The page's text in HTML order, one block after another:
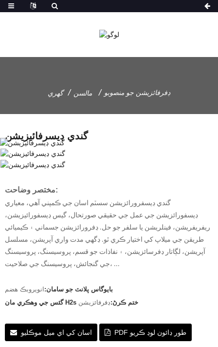
گهري مالسن ڊفرفائزيشن جو منصوبو
گندي ڊيسرفائيزيشن
مختصر وضاحت:
گندي ڊيسفرورائزيشن سسٽم اسان جي ڪمپني آهي، معياري
ڊيسفورائزيشن جي عمل جي حقيقي صورتحال، گيس ڊيسفورائيزيشن،
ريفريفريشن، فينلريشن يا سلفر جو حل. ڊفرورائزيشن جسماني ۽ ڪيميائي
طريقن جي ميلاپ کي اختيار ڪري ٿو. ڊگھي مدت واري آپريشن، مسلسل
آپريشن، لڳاتار ڊفرسائزيشن، ۽ نفاذات جو قسم، پروسيسنگ، پروسيسنگ
جي گنجائش، پروسيسنگ جي صلاحيت، ...
بايوگاس پلانٽ جو سامان: انويروبڪ هضم
گئس جي وهڪري مان H2s ختم ڪرڻ:ڊفرفائزيشن
اسان کي اي ميل موڪليو PDF طور ڊائون لوڊ ڪريو